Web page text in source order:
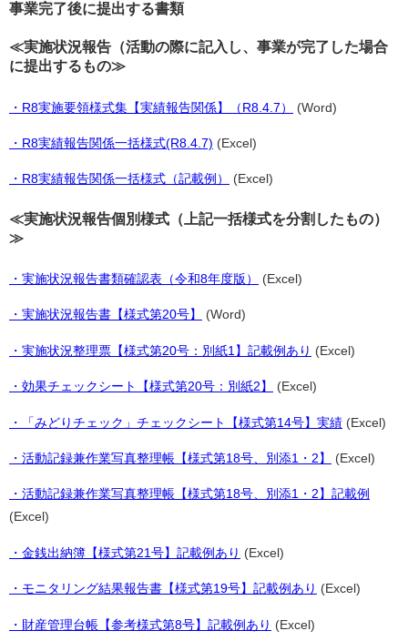
事業完了後に提出する書類
≪実施状況報告（活動の際に記入し、事業が完了した場合
に提出するもの≫
・R8実施要領様式集【実績報告関係】（R8.4.7） (Word)
・R8実績報告関係一括様式(R8.4.7) (Excel)
・R8実績報告関係一括様式（記載例） (Excel)
≪実施状況報告個別様式（上記一括様式を分割したもの）
≫
・実施状況報告書類確認表（令和8年度版） (Excel)
・実施状況報告書【様式第20号】 (Word)
・実施状況整理票【様式第20号：別紙1】記載例あり (Excel)
・効果チェックシート【様式第20号：別紙2】 (Excel)
・「みどりチェック」チェックシート【様式第14号】実績 (Excel)
・活動記録兼作業写真整理帳【様式第18号、別添1・2】 (Excel)
・活動記録兼作業写真整理帳【様式第18号、別添1・2】記載例
(Excel)
・金銭出納簿【様式第21号】記載例あり (Excel)
・モニタリング結果報告書【様式第19号】記載例あり (Excel)
・財産管理台帳【参考様式第8号】記載例あり (Excel)